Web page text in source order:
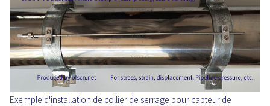
Exemple d'installation de collier de serrage pour capteur de